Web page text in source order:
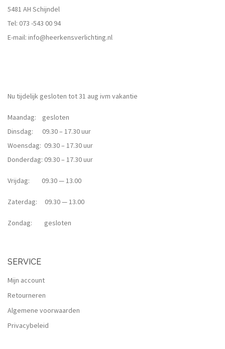
5481 AH Schijndel
Tel: 073 -543 00 94
E-mail: info@heerkensverlichting.nl
Nu tijdelijk gesloten tot 31 aug ivm vakantie
Maandag: gesloten
Dinsdag: 09.30 – 17.30 uur
Woensdag: 09.30 – 17.30 uur
Donderdag: 09.30 – 17.30 uur
Vrijdag: 09.30 — 13.00
Zaterdag: 09.30 — 13.00
Zondag: gesloten
SERVICE
Mijn account
Retourneren
Algemene voorwaarden
Privacybeleid